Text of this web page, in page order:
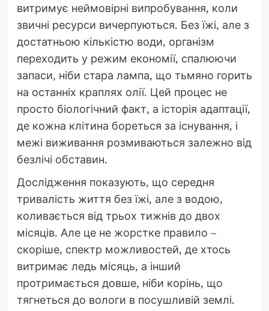
витримує неймовірні випробування, коли
звичні ресурси вичерпуються. Без їжі, але з
достатньою кількістю води, організм
переходить у режим економії, спалюючи
запаси, ніби стара лампа, що тьмяно горить
на останніх краплях олії. Цей процес не
просто біологічний факт, а історія адаптації,
де кожна клітина бореться за існування, і
межі виживання розмиваються залежно від
безлічі обставин.
Дослідження показують, що середня
тривалість життя без їжі, але з водою,
коливається від трьох тижнів до двох
місяців. Але це не жорстке правило –
скоріше, спектр можливостей, де хтось
витримає ледь місяць, а інший
протримається довше, ніби корінь, що
тягнеться до вологи в посушливій землі.